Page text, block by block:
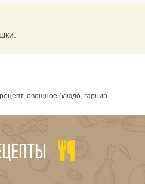
овощное блюдо, гарнир